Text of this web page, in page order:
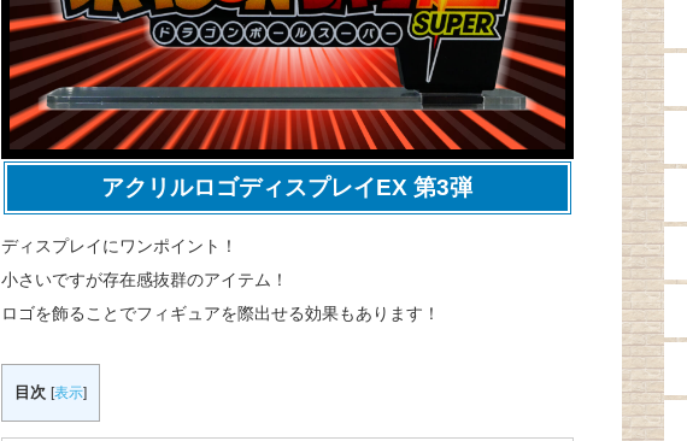
アクリルロゴディスプレイEX 第3弾
ディスプレイにワンポイント！
小さいですが存在感抜群のアイテム！
ロゴを飾ることでフィギュアを際出せる効果もあります！
目次 [表示]